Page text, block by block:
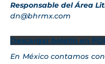
Responsable del Área
dn@bhrmx.com
Descargar boletín en
En México contamos con